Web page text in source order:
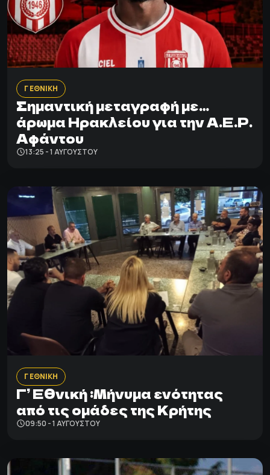
Γ ΕΘΝΙΚΗ
Σημαντική μεταγραφή με…
άρωμα Ηρακλείου για την Α.Ε.Ρ.
Αφάντου
13:25 - 1 ΑΥΓΟΎΣΤΟΥ
Γ ΕΘΝΙΚΗ
Γ’ Εθνική :Μήνυμα ενότητας
από τις ομάδες της Κρήτης
09:50 - 1 ΑΥΓΟΎΣΤΟΥ